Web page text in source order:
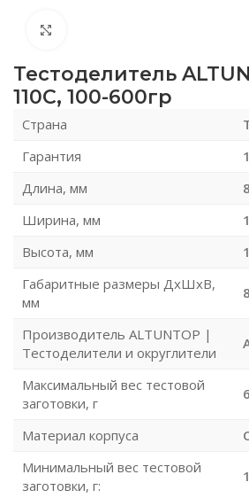
Тестоделитель
110С, 100-600гр
Страна
Гарантия
Длина, мм
Ширина, мм
Высота, мм
Габаритные размеры ДхШхВ,
мм
Производитель ALTUNTOP |
Тестоделители и округлители
Максимальный вес тестовой
заготовки, г
Материал корпуса
Минимальный вес тестовой
заготовки, г: